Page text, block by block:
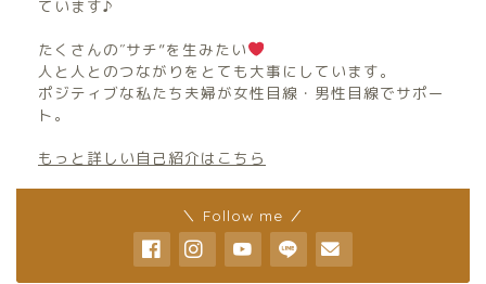
ています♪
たくさんの″サチ”を生みたい
人と人とのつながりをとても大事にしています。
ポジティブな私たち夫婦が女性目線・男性目線でサポー
ト。
もっと詳しい自己紹介はこちら
＼ Follow me ／